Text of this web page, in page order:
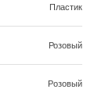
Пластик
Розовый
Рoзовый